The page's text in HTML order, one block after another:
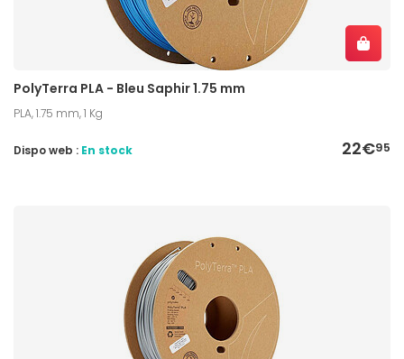
PolyTerra PLA - Bleu Saphir 1.75 mm
PLA, 1.75 mm, 1 Kg
22€95
Dispo web : En stock